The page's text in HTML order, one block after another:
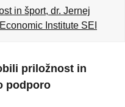
in šport, dr. Jernej
Institute SEI
priložnost in
podporo